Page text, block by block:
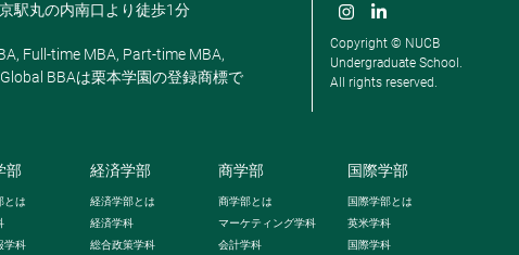
駅丸の内南口より徒歩1分
Full-time MBA, Part-time MBA,
BBAは栗本学園の登録商標で
Copyright © NUCB
Undergraduate School.
All rights reserved.
部
とは
学科
経済学部
経済学部とは
経済学科
総合政策学科
商学部
商学部とは
マーケティング学科
会計学科
国際学部
国際学部とは
英米学科
国際学科